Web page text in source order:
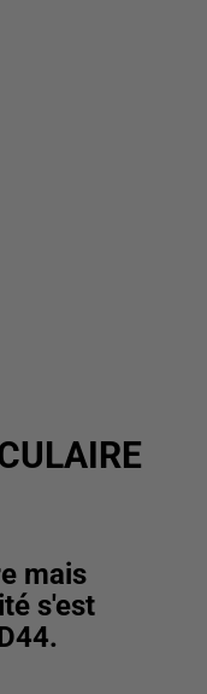
mais
s'est